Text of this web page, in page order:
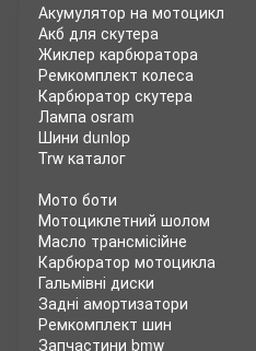
Акумулятор на мотоцикл
Акб для скутера
Жиклер карбюратора
Ремкомплект колеса
Карбюратор скутера
Лампа osram
Шини dunlop
Trw каталог
Мото боти
Мотоциклетний шолом
Масло трансмісійне
Карбюратор мотоцикла
Гальмівні диски
Задні амортизатори
Ремкомплект шин
Запчастини bmw